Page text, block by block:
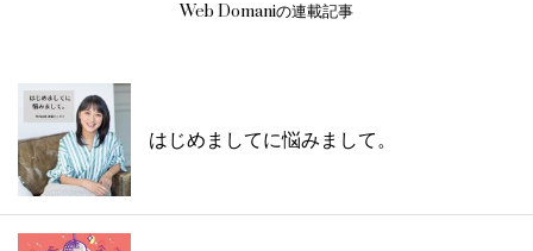
Web Domaniの連載記事
はじめましてに悩みまして。